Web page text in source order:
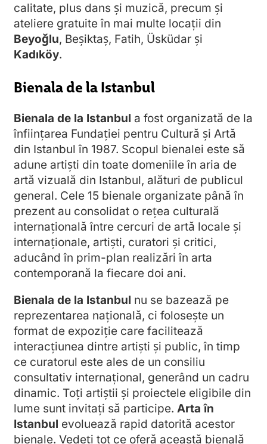
calitate, plus dans și muzică, precum și
ateliere gratuite în mai multe locații din
Beyoğlu, Beşiktaș, Fatih, Üsküdar și
Kadıköy.
Bienala de la Istanbul
Bienala de la Istanbul a fost organizată de la
înființarea Fundației pentru Cultură și Artă
din Istanbul în 1987. Scopul bienalei este să
adune artiști din toate domeniile în aria de
artă vizuală din Istanbul, alături de publicul
general. Cele 15 bienale organizate până în
prezent au consolidat o rețea culturală
internațională între cercuri de artă locale și
internaționale, artiști, curatori și critici,
aducând în prim-plan realizări în arta
contemporană la fiecare doi ani.
Bienala de la Istanbul nu se bazează pe
reprezentarea națională, ci folosește un
format de expoziție care facilitează
interacțiunea dintre artiști și public, în timp
ce curatorul este ales de un consiliu
consultativ internațional, generând un cadru
dinamic. Toți artiștii și proiectele eligibile din
lume sunt invitați să participe. Arta în
Istanbul evoluează rapid datorită acestor
bienale. Vedeți tot ce oferă această bienală